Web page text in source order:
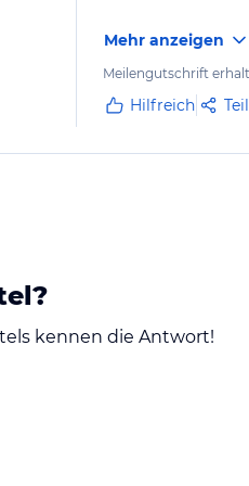
Mehr anzeigen
Meilengutschrift
Hilfreich
kennen die Antwort!